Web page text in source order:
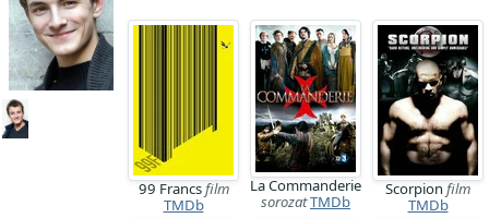
99 Francsfilm
TMDb
La Commanderie
sorozatTMDb
Scorpion film
TMDb